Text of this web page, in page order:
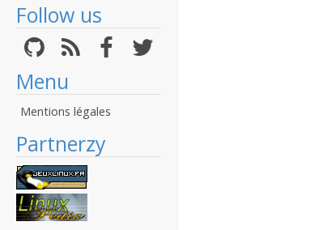
Follow us
Menu
Mentions légales
Partnerzy